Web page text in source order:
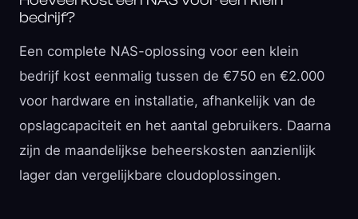
bedrijf?
Een complete NAS-oplossing voor een klein
bedrijf kost eenmalig tussen de €750 en €2.000
voor hardware en installatie, afhankelijk van de
opslagcapaciteit en het aantal gebruikers. Daarna
zijn de maandelijkse beheerskosten aanzienlijk
lager dan vergelijkbare cloudoplossingen.